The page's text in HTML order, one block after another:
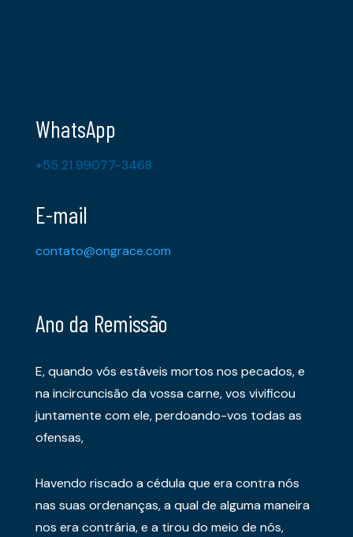
WhatsApp
+55 21 99077-3468
E-mail
contato@ongrace.com
Ano da Remissão
E, quando vós estáveis mortos nos pecados, e
na incircuncisão da vossa carne, vos vivificou
juntamente com ele, perdoando-vos todas as
ofensas,
Havendo riscado a cédula que era contra nós
nas suas ordenanças, a qual de alguma maneira
nos era contrária, e a tirou do meio de nós,